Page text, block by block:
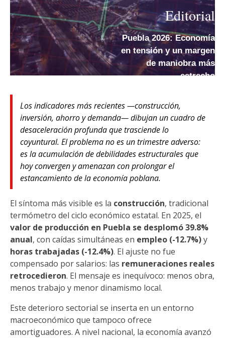
Editorial
Puebla 2026: Economía
en tensión y un margen
de maniobra más
estrecho
Los indicadores más recientes —construcción,
inversión, ahorro y demanda— dibujan un cuadro de
desaceleración profunda que trasciende lo
coyuntural. El problema no es un trimestre adverso:
es la acumulación de debilidades estructurales que
hoy convergen y amenazan con prolongar el
estancamiento de la economía poblana.
El síntoma más visible es la construcción, tradicional
termómetro del ciclo económico estatal. En 2025, el
valor de producción en Puebla se desplomó 39.8%
anual, con caídas simultáneas en empleo (-12.7%)y
horas trabajadas (-12.4%). El ajuste no fue
compensado por salarios: las remuneraciones reales
retrocedieron. El mensaje es inequívoco: menos obra,
menos trabajo y menor dinamismo local.
Este deterioro sectorial se inserta en un entorno
macroeconómico que tampoco ofrece
amortiguadores. A nivel nacional, la economía avanzó